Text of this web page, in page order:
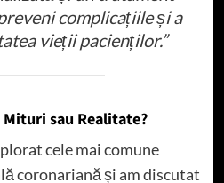
complicațiile și a
vieții pacienților.”
sau Realitate?
cele mai comune
coronariană și am discutat